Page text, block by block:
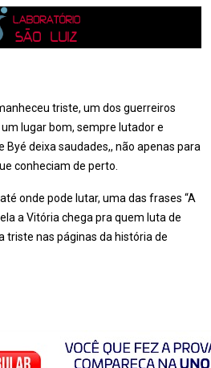
triste, um dos guerreiros
lugar bom, sempre lutador e
Byé deixa saudades,, não apenas para
conheciam de perto.
onde pode lutar, uma das frases “A
a Vitória chega pra quem luta de
triste nas páginas da história de